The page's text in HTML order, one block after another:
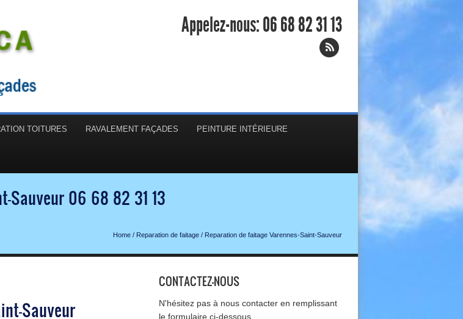
Appelez-nous:06 68 82 31 13
TOITURES RAVALEMENT FAÇADES PEINTURE INTÉRIEURE
Sauveur 06 68 82 31 13
Home / Reparation de faitage / Reparation de faitage Varennes-Saint-Sauveur
Sauveur
CONTACTEZ-NOUS
N'hésitez pas à nous contacter en remplissant
le formulaire ci-dessous